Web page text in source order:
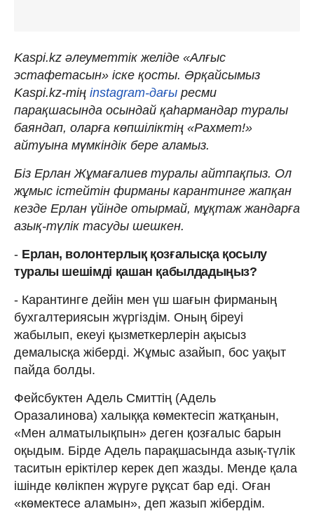
Kaspi.kz әлеуметтік желіде «Алғыс
эстафетасын» іске қосты. Әрқайсымыз
Kaspi.kz-тің instagram-дағы ресми
парақшасында осындай қаһармандар туралы
баяндап, оларға көпшіліктің «Рахмет!»
айтуына мүмкіндік бере аламыз.
Біз Ерлан Жұмағалиев туралы айтпақпыз. Ол
жұмыс істейтін фирманы карантинге жапқан
кезде Ерлан үйінде отырмай, мұқтаж жандарға
азық-түлік тасуды шешкен.
- Ерлан, волонтерлық қозғалысқа қосылу
туралы шешімді қашан қабылдадыңыз?
- Карантинге дейін мен үш шағын фирманың
бухгалтериясын жүргіздім. Оның біреуі
жабылып, екеуі қызметкерлерін ақысыз
демалысқа жіберді. Жұмыс азайып, бос уақыт
пайда болды.
Фейсбуктен Адель Смиттің (Адель
Оразалинова) халыққа көмектесіп жатқанын,
«Мен алматылықпын» деген қозғалыс барын
оқыдым. Бірде Адель парақшасында азық-түлік
таситын еріктілер керек деп жазды. Менде қала
ішінде көлікпен жүруге рұқсат бар еді. Оған
«көмектесе аламын», деп жазып жібердім.